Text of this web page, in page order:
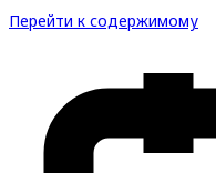
Перейти к содержимому